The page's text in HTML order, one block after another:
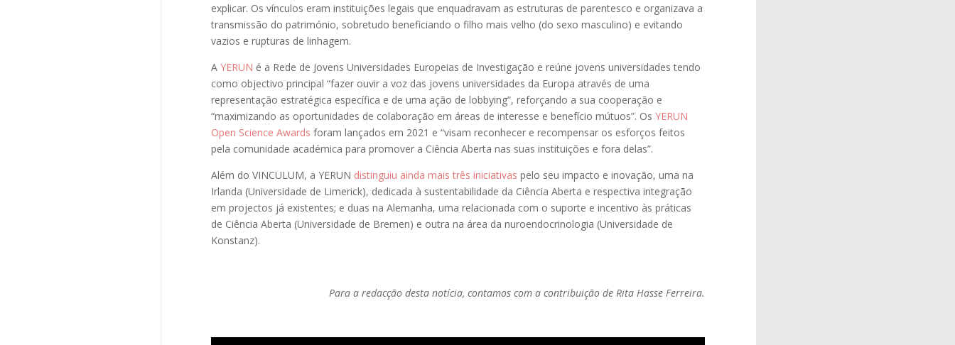
explicar. Os vínculos eram instituições legais que enquadravam as estruturas de parentesco e organizava a
transmissão do património, sobretudo beneficiando o filho mais velho (do sexo masculino) e evitando
vazios e rupturas de linhagem.
A YERUN é a Rede de Jovens Universidades Europeias de Investigação e reúne jovens universidades tendo
como objectivo principal “fazer ouvir a voz das jovens universidades da Europa através de uma
representação estratégica específica e de uma ação de lobbying”, reforçando a sua cooperação e
“maximizando as oportunidades de colaboração em áreas de interesse e benefício mútuos”. Os YERUN
Open Science Awards foram lançados em 2021 e “visam reconhecer e recompensar os esforços feitos
pela comunidade académica para promover a Ciência Aberta nas suas instituições e fora delas”.
Além do VINCULUM, a YERUN distinguiu ainda mais três iniciativas pelo seu impacto e inovação, uma na
Irlanda (Universidade de Limerick), dedicada à sustentabilidade da Ciência Aberta e respectiva integração
em projectos já existentes; e duas na Alemanha, uma relacionada com o suporte e incentivo às práticas
de Ciência Aberta (Universidade de Bremen) e outra na área da nuroendocrinologia (Universidade de
Konstanz).
Para a redacção desta notícia, contamos com a contribuição de Rita Hasse Ferreira.